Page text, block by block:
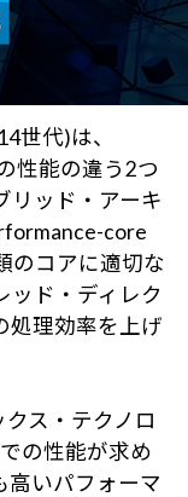
世代)は、
性能の違う2つ
リッド・アーキ
core
のコアに適切な
ッド・ディレク
処理効率を上げ
ス・テクノロ
の性能が求め
高いパフォーマ